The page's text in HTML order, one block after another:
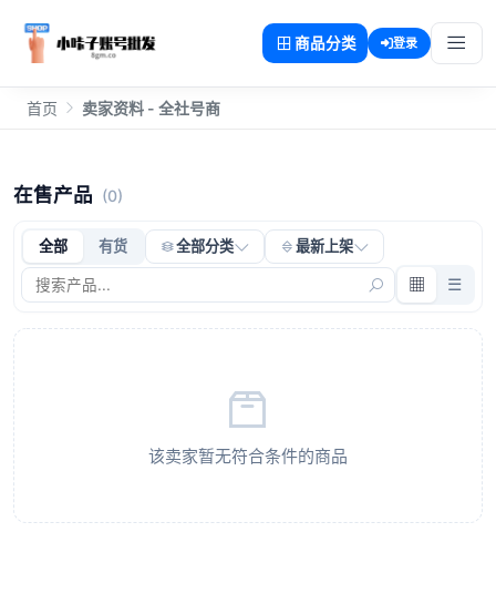
商品分类 登录
首页 卖家资料 - 全社号商
在售产品 (0)
全部 有货 全部分类 最新上架
▦ ☰
该卖家暂无符合条件的商品